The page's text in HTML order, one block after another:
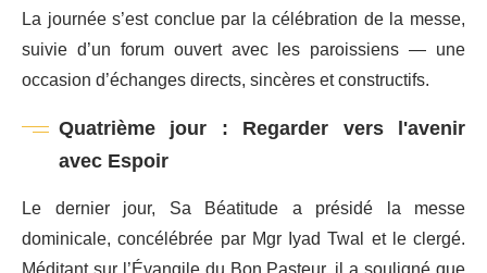
La journée s’est conclue par la célébration de la messe,
suivie d’un forum ouvert avec les paroissiens — une
occasion d’échanges directs, sincères et constructifs.
Quatrième jour : Regarder vers l'avenir
avec Espoir
Le dernier jour, Sa Béatitude a présidé la messe
dominicale, concélébrée par Mgr Iyad Twal et le clergé.